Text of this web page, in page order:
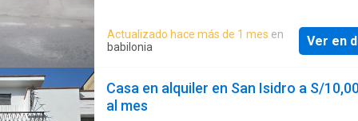
Estacionamiento: No disponible Antigüedad:
Descripción: Acogedora casa de un solo
práctica y funcional. Con 100 m²
la posibilidad de disfrutar de espacio
adaptar áreas según tus necesidades. Ideal
Actualizado hace más de 1 mes en
babilonia
Ver en
Casa en alquiler en San Isidro a S/
al mes